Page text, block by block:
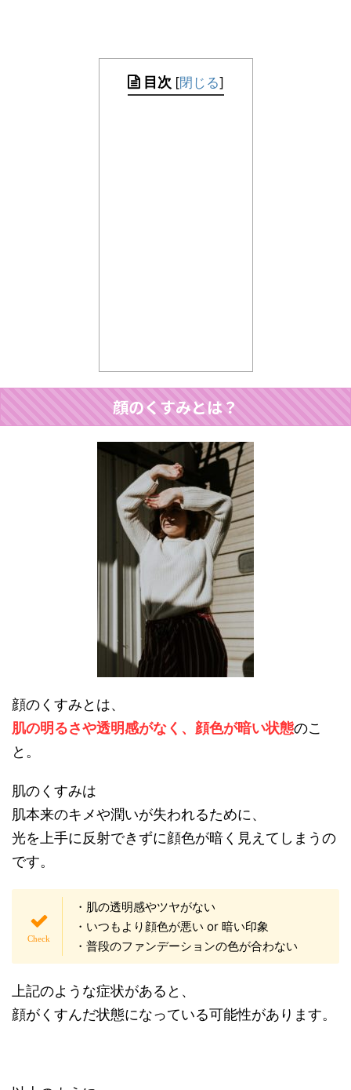
目次 [閉じる]
顔のくすみとは？
顔のくすみとは、
肌の明るさや透明感がなく、顔色が暗い状態のこ
と。
肌のくすみは
肌本来のキメや潤いが失われるために、
光を上手に反射できずに顔色が暗く見えてしまうの
です。
・肌の透明感やツヤがない
・いつもより顔色が悪い or 暗い印象
・普段のファンデーションの色が合わない
上記のような症状があると、
顔がくすんだ状態になっている可能性があります。